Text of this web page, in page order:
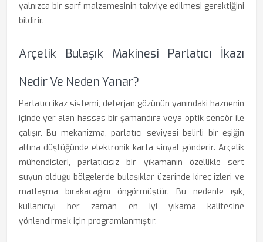
yalnızca bir sarf malzemesinin takviye edilmesi gerektiğini
bildirir.
Arçelik Bulaşık Makinesi Parlatıcı İkazı
Nedir Ve Neden Yanar?
Parlatıcı ikaz sistemi, deterjan gözünün yanındaki haznenin
içinde yer alan hassas bir şamandıra veya optik sensör ile
çalışır. Bu mekanizma, parlatıcı seviyesi belirli bir eşiğin
altına düştüğünde elektronik karta sinyal gönderir. Arçelik
mühendisleri, parlatıcısız bir yıkamanın özellikle sert
suyun olduğu bölgelerde bulaşıklar üzerinde kireç izleri ve
matlaşma bırakacağını öngörmüştür. Bu nedenle ışık,
kullanıcıyı her zaman en iyi yıkama kalitesine
yönlendirmek için programlanmıştır.